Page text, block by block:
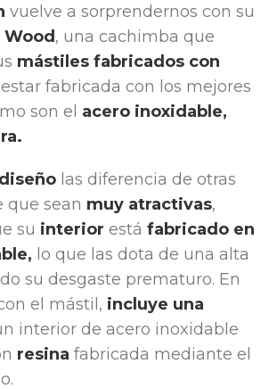
vuelve a sorprendernos con su
, una cachimba que
mástiles fabricados con
fabricada con los mejores
son el acero inoxidable,
las diferencia de otras
que sean muy atractivas,
su interior está fabricado en
lo que las dota de una alta
su desgaste prematuro. En
el mástil, incluye una
interior de acero inoxidable
resina fabricada mediante el